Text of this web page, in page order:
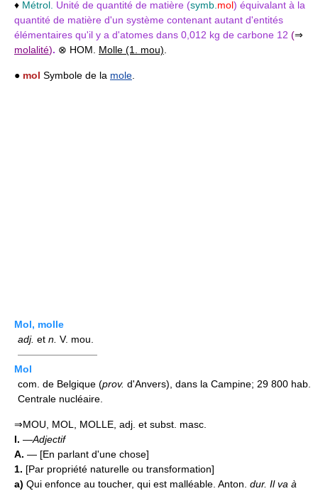
♦ Métrol. Unité de quantité de matière (symb. mol) équivalant à la
quantité de matière d'un système contenant autant d'entités
élémentaires qu'il y a d'atomes dans 0,012 kg de carbone 12 (⇒
molalité). ⊗ HOM. Molle (1. mou)
● mol Symbole de la mole
Mol, molle
adj. et n. V. mou.
————————
Mol
com. de Belgique (prov. d'Anvers), dans la Campine; 29 800 hab.
Centrale nucléaire.
⇒MOU, MOL, MOLLE, adj. et subst. masc.
I. —Adjectif
A. — [En parlant d'une chose]
1. [Par propriété naturelle ou transformation]
a) Qui enfonce au toucher, qui est malléable. Anton. dur. Il va à